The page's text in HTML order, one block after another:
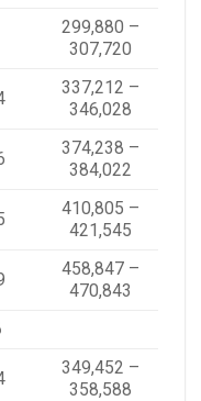
299,880 –
307,720
337,212 –
346,028
374,238 –
384,022
410,805 –
421,545
458,847 –
470,843
349,452 –
358,588